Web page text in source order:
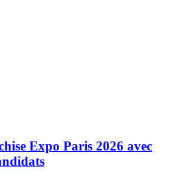
Expo Paris 2026 avec